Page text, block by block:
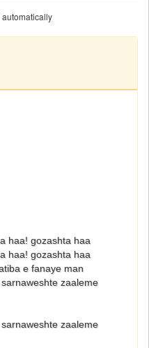
haa! gozashta haa
haa! gozashta haa
e fanaye man
zaaleme
zaaleme